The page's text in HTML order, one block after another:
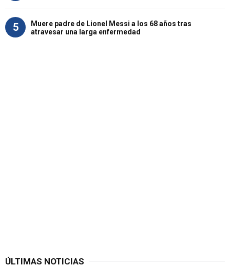
5
Muere padre de Lionel Messi a los 68 años tras
atravesar una larga enfermedad
ÚLTIMAS NOTICIAS